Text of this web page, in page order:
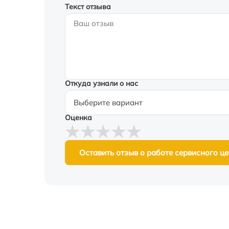
Текст отзыва
Откуда узнали о нас
Оценка
Оставить отзыв о работе сервисного